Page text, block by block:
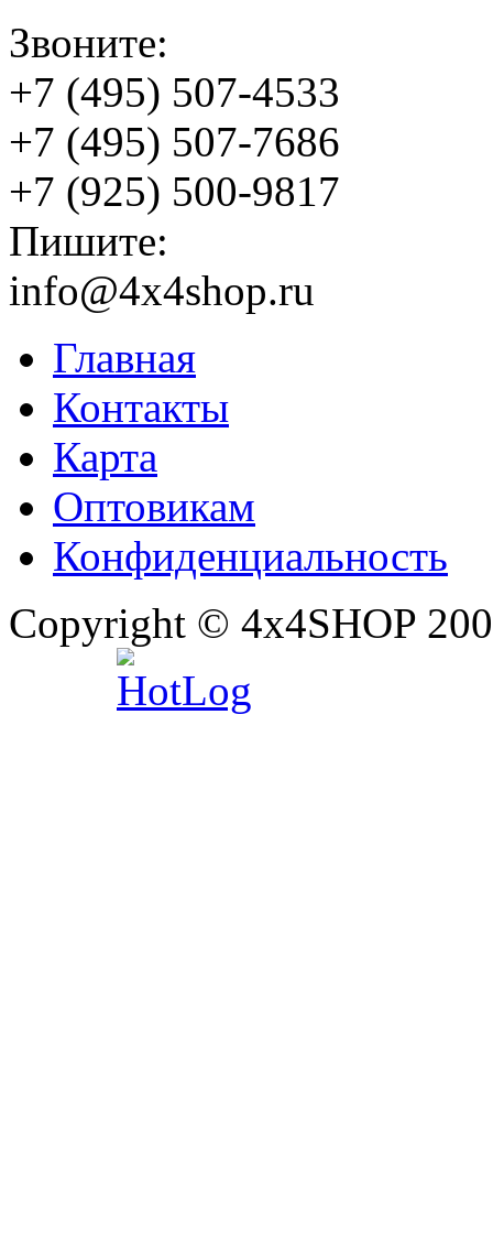
Звоните:
+7 (495) 507-4533
+7 (495) 507-7686
+7 (925) 500-9817
Пишите:
info@4x4shop.ru
Главная
Контакты
Карта
Оптовикам
Конфиденциальность
Copyright © 4x4SHOP